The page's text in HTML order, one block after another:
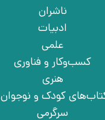
ناشران
ادبیات
علمی
کسب‌وکار و فناوری
هنری
کودک و نوجوان
سرگرمی